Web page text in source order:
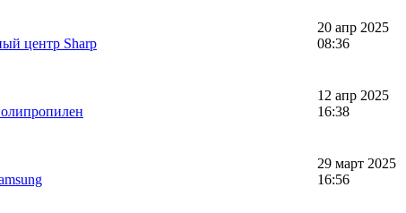
центр Sharp
20 апр 2025
08:36
12 апр 2025
16:38
29 март 2025
16:56